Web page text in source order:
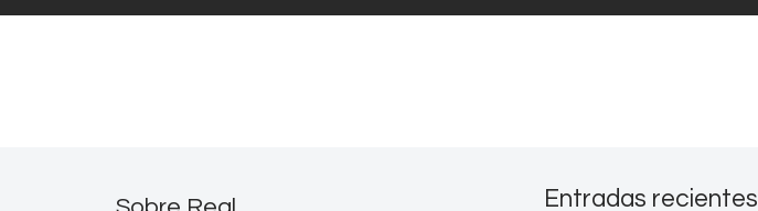
Entradas recientes